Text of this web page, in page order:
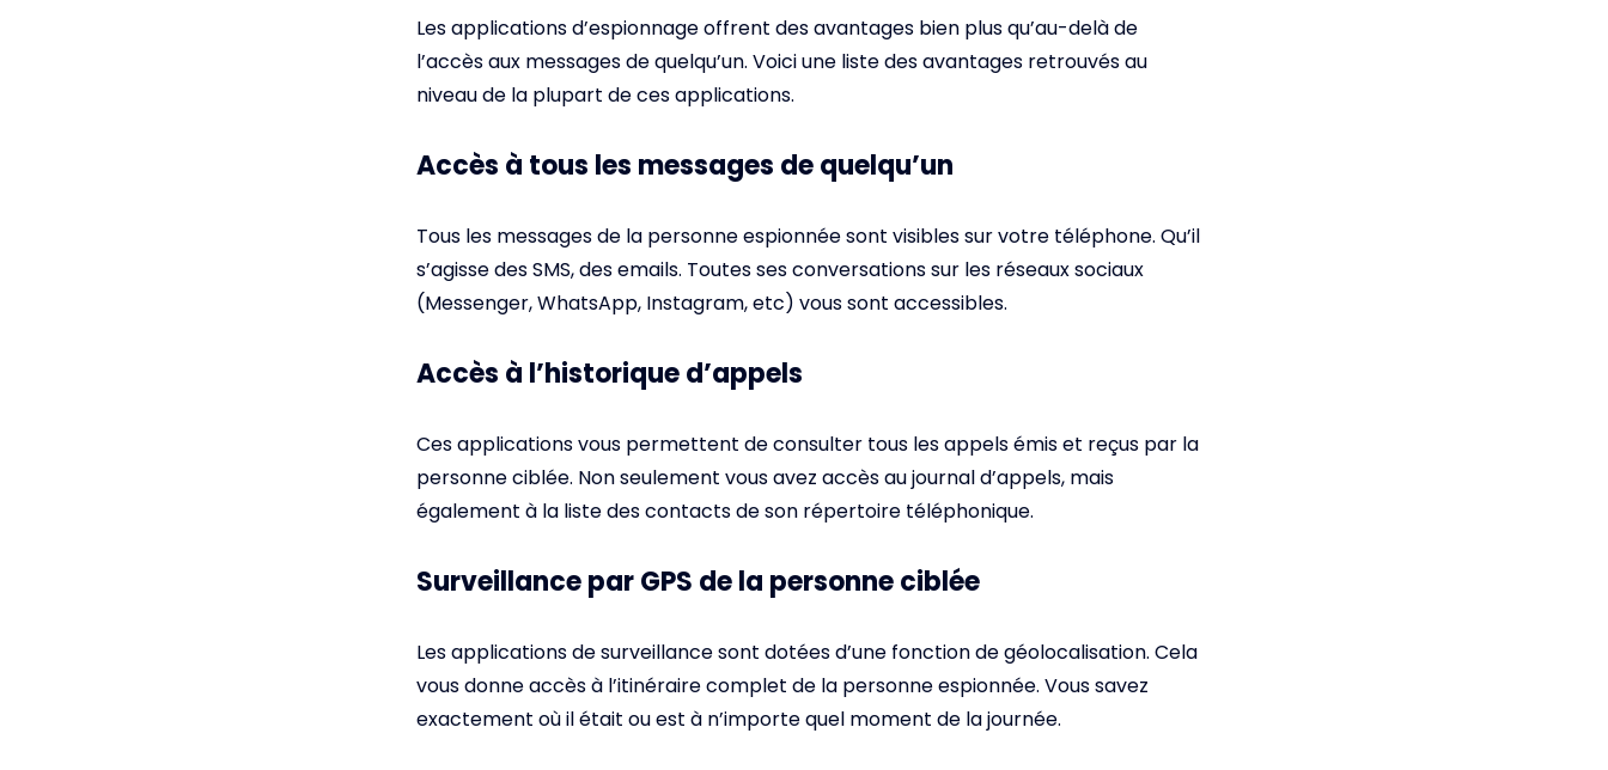
Les applications d’espionnage offrent des avantages bien plus qu’au-delà de
l’accès aux messages de quelqu’un. Voici une liste des avantages retrouvés au
niveau de la plupart de ces applications.
Accès à tous les messages de quelqu’un
Tous les messages de la personne espionnée sont visibles sur votre téléphone. Qu’il
s’agisse des SMS, des emails. Toutes ses conversations sur les réseaux sociaux
(Messenger, WhatsApp, Instagram, etc) vous sont accessibles.
Accès à l’historique d’appels
Ces applications vous permettent de consulter tous les appels émis et reçus par la
personne ciblée. Non seulement vous avez accès au journal d’appels, mais
également à la liste des contacts de son répertoire téléphonique.
Surveillance par GPS de la personne ciblée
Les applications de surveillance sont dotées d’une fonction de géolocalisation. Cela
vous donne accès à l’itinéraire complet de la personne espionnée. Vous savez
exactement où il était ou est à n’importe quel moment de la journée.